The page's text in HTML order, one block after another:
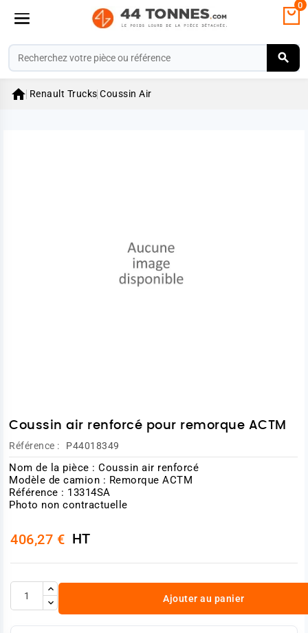
0
 Renault Trucks Coussin Air
Coussin air renforcé pour remorque ACTM
Référence : P44018349
Nom de la pièce : Coussin air renforcé
Modèle de camion : Remorque ACTM
Référence : 13314SA
Photo non contractuelle
406,27 € HT
Ajouter au panier